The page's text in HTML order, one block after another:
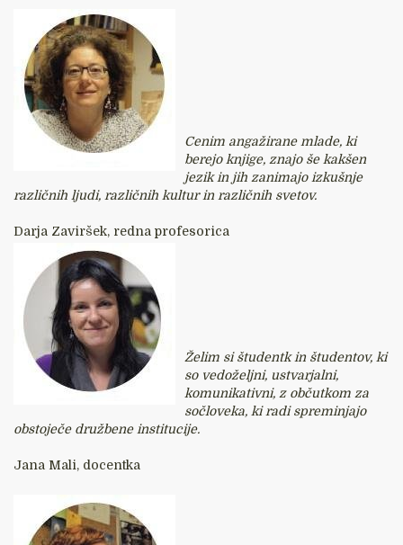
Cenim angažirane mlade, ki
berejo knjige, znajo še kakšen
jezik in jih zanimajo izkušnje
različnih ljudi, različnih kultur in različnih svetov.
Darja Zaviršek, redna profesorica
Želim si študentk in študentov, ki
so vedoželjni, ustvarjalni,
komunikativni, z občutkom za
sočloveka, ki radi spreminjajo
obstoječe družbene institucije.
Jana Mali, docentka